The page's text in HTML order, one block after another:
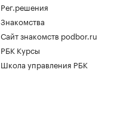
Рег.решения
Знакомства
Сайт знакомств podbor.ru
РБК Курсы
Школа управления РБК